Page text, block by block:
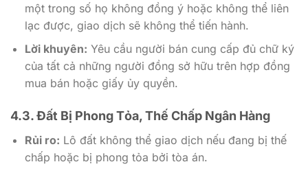
một trong số họ không đồng ý hoặc không thể liên
lạc được, giao dịch sẽ không thể tiến hành.
Lời khuyên: Yêu cầu người bán cung cấp đủ chữ ký
của tất cả những người đồng sở hữu trên hợp đồng
mua bán hoặc giấy ủy quyền.
4.3. Đất Bị Phong Tỏa, Thế Chấp Ngân Hàng
Rủi ro: Lô đất không thể giao dịch nếu đang bị thế
chấp hoặc bị phong tỏa bởi tòa án.